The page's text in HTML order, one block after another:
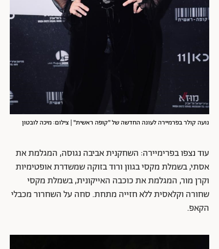
נועה קולר בפרמיירה לעונה החדשה של "קופה ראשית" | צילום: מיכה לובטון
עוד נצפו בפרימיירה: השחקנית אביבה נגוסה, המגלמת את
אסתי, בשמלת מקסי בגוון ורוד בזוקה שמשדרת אופטימיות
וקרן מור, המגלמת את כוכבה האייקונית, בשמלת מקסי
שחורה וקלאסית ללא חזייה מתחת. סחה על השחרור מכבלי
הקאפ.